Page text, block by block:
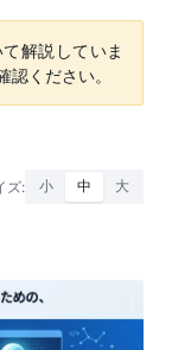
解説していま
ください。
ズ: 小 中 大